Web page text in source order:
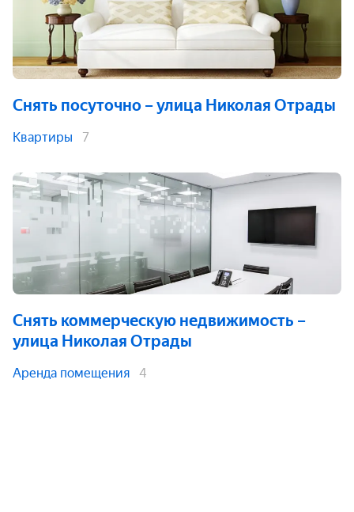
Снять посуточно – улица Николая Отрады
Квартиры 7
Снять коммерческую недвижимость –
улица Николая Отрады
Аренда помещения 4